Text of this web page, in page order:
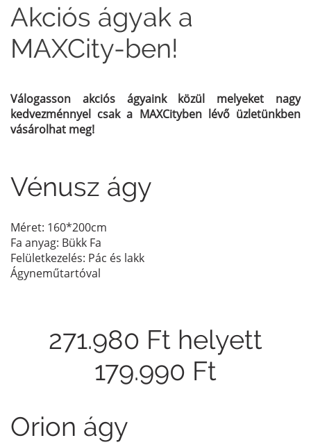
Akciós ágyak a
MAXCity-ben!
Válogasson akciós ágyaink közül melyeket nagy
kedvezménnyel csak a MAXCityben lévő üzletünkben
vásárolhat meg!
Vénusz ágy
Méret: 160*200cm
Fa anyag: Bükk Fa
Felületkezelés: Pác és lakk
Ágyneműtartóval
271.980 Ft helyett
179.990 Ft
Orion ágy